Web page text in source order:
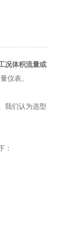
况体积流量或
仪表。
我们认为选型
：